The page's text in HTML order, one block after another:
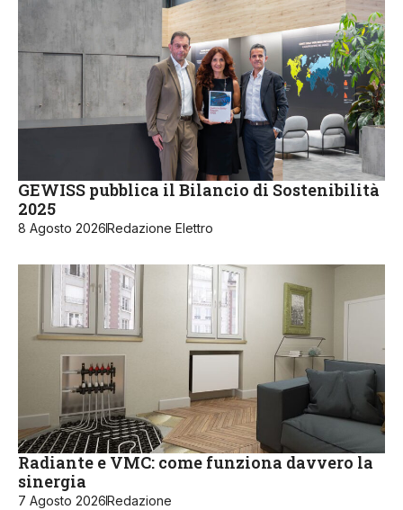
GEWISS pubblica il Bilancio di Sostenibilità
2025
8 Agosto 2026Redazione Elettro
Radiante e VMC: come funziona davvero la
sinergia
7 Agosto 2026Redazione